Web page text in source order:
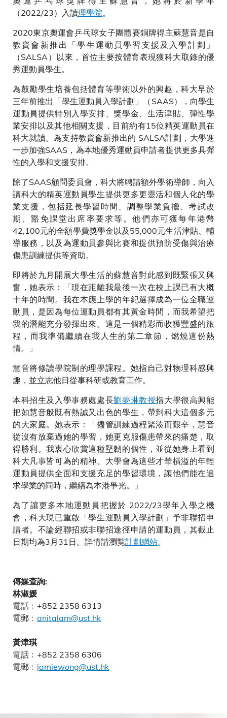
慧音。
（2022/23）入讀理學院。
2020東京奧運會乒乓球女子團體賽銅牌得主蘇慧音是自
教資會新推出「學生運動員學習支援及入學計劃」
（SALSA）以來，首位主要按體育表現獲科大取錄的優
秀運動員學生。
為鼓勵學生培養包括體育等學術以外的興趣，科大早於
三年前推出「學生運動員入學計劃」（SAAS），向學生
運動員提供特別入學安排、獎學金、生活津貼、彈性學
業安排以及其他相關支援，目前約有15位精英運動員在
科大就讀。為支持教資會新推出的 SALSA計劃，大學進
一步加強SAAS，為本地優秀運動員申請者提供更多具彈
性的入學和支援安排。
除了SAAS顧問委員會，科大將聘請額外學術導師，向入
讀科大的精英運動員學生提供更多更靈活和個人化的學
業支援，包括延長學習時間、調整學業負擔、考試改
期、豁免課堂出席率要求等。他們亦可獲每年港幣
42,100元的全額學費獎學金以及55,000元生活津貼、輔
導服務，以及為運動員參與比賽和提供預防受傷與治療
傷患訓練提供等資助。
即將於九月開展大學生活的蘇慧音對此感到既緊張又興
奮，她表示：「現在距離我最後一次在校上課已有大概
十年的時間。我在本應上學的年紀選擇成為一位全職運
動員，是因為每位運動員都有其黃金時間，而我希望把
我的潛能充分發揮出來。這是一個精彩而收獲豐盛的旅
程，而我準備繼續在我人生的第二章節，燃燒這份熱
情。」
慧音將修讀學院制的理學課程。她指自己對物理科感興
趣，並立志他日從事科研或教育工作。
本科招生及入學事務處處長劉夢琳教授指大學很高興能
把如慧音般既有熱誠又出色的學生，帶到科大這個多元
的大家庭。她表示：「儘管訓練過程緊湊而艱辛，慧音
從沒有放棄過她的學習，她更克服傷患帶來的痛楚，取
得勝利。我衷心欣賞這種堅韌的個性，並從她身上看到
科大凡事皆可為的精神。大學會為這些才華橫溢的年輕
運動員提供全面和支援充足的學習環境，讓他們能在追
求學業的同時，繼續為本港爭光。」
為了讓更多本地運動員把握於 2022/23學年入學之機
會，科大現已重啟「學生運動員入學計劃」予非聯招申
請者。不論經聯招或非聯招途徑申請的運動員，其截止
日期均為3月31日。詳情請瀏覧計劃網站。
傳媒查詢:
林淑媛
電話﹕+852 2358 6313
電郵﹕ anitalam@ust.hk
黃津琪
電話﹕+852 2358 6306
電郵﹕ jamiewong@ust.hk